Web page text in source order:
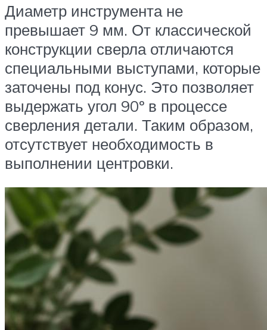
Диаметр инструмента не
превышает 9 мм. От классической
конструкции сверла отличаются
специальными выступами, которые
заточены под конус. Это позволяет
выдержать угол 90º в процессе
сверления детали. Таким образом,
отсутствует необходимость в
выполнении центровки.